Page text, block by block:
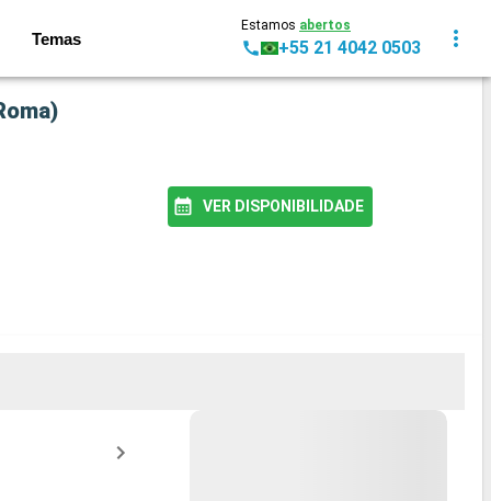
Temas
Estamos abertos
+55 21 4042 0503
VER DISPONIBILIDADE